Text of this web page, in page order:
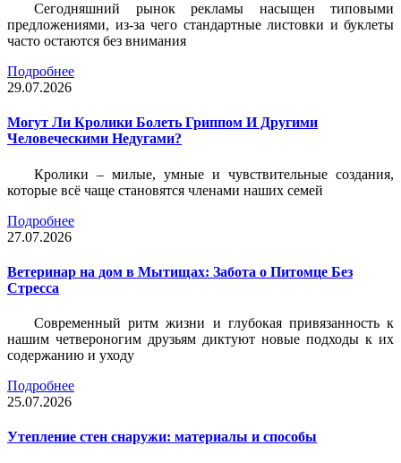
Сегодняшний рынок рекламы насыщен типовыми
предложениями, из-за чего стандартные листовки и буклеты
часто остаются без внимания
Подробнее
29.07.2026
Могут Ли Кролики Болеть Гриппом И Другими
Человеческими Недугами?
Кролики – милые, умные и чувствительные создания,
которые всё чаще становятся членами наших семей
Подробнее
27.07.2026
Ветеринар на дом в Мытищах: Забота о Питомце Без
Стресса
Современный ритм жизни и глубокая привязанность к
нашим четвероногим друзьям диктуют новые подходы к их
содержанию и уходу
Подробнее
25.07.2026
Утепление стен снаружи: материалы и способы